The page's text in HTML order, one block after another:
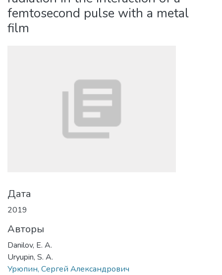
femtosecond pulse with a metal
film
Дата
2019
Авторы
Danilov, E. A.
Uryupin, S. A.
Урюпин, Сергей Александрович